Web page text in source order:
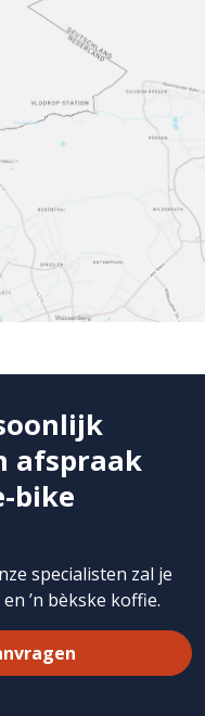
afspraak
bike
specialisten zal je
’n bèkske koffie.